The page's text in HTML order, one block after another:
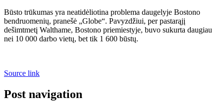
Būsto trūkumas yra neatidėliotina problema daugelyje Bostono
bendruomenių, pranešė „Globe“. Pavyzdžiui, per pastarąjį
dešimtmetį Walthame, Bostono priemiestyje, buvo sukurta daugiau
nei 10 000 darbo vietų, bet tik 1 600 būstų.
Source link
Post navigation